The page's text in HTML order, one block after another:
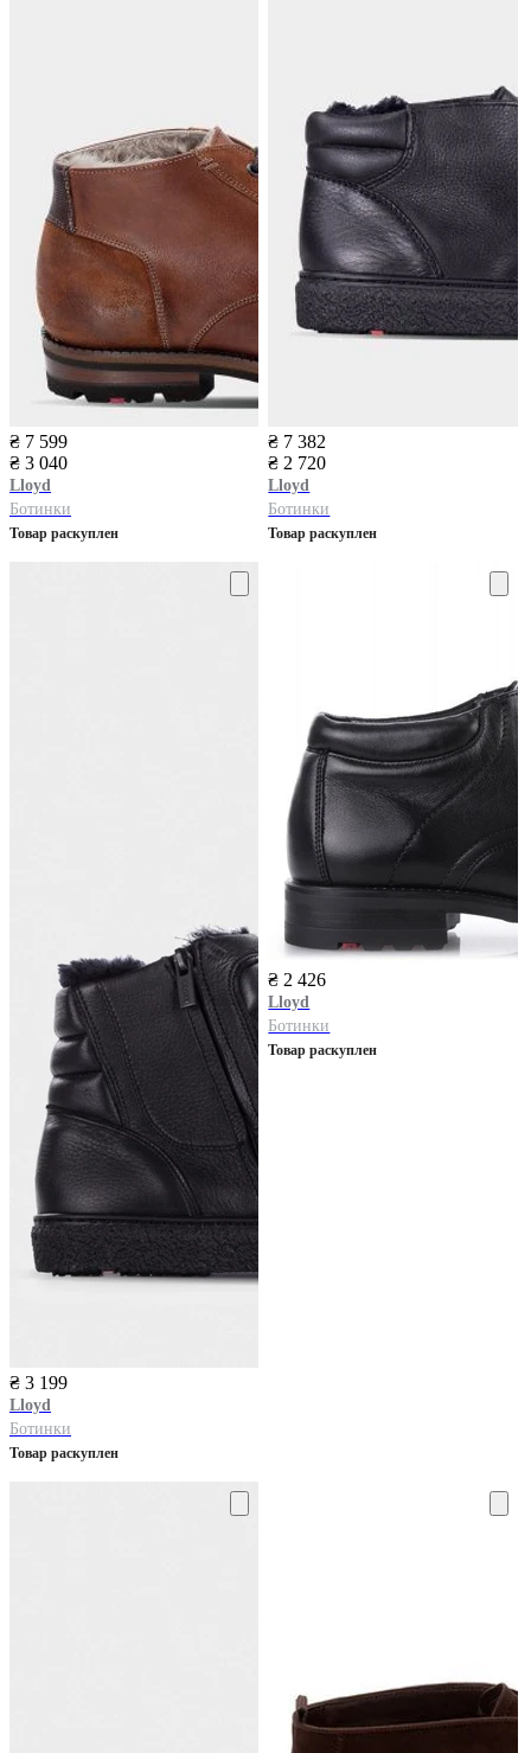
₴ 7 599
₴ 3 040
Lloyd
Ботинки
Товар раскуплен
₴ 7 382
₴ 2 720
Lloyd
Ботинки
Товар раскуплен
₴ 3 199
Lloyd
Ботинки
Товар раскуплен
₴ 2 426
Lloyd
Ботинки
Товар раскуплен